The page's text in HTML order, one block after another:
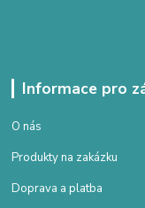
Informace pro
O nás
Produkty na zakázku
Doprava a platba